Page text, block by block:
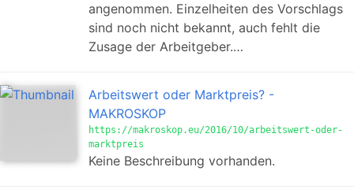
angenommen. Einzelheiten des Vorschlags
sind noch nicht bekannt, auch fehlt die
Zusage der Arbeitgeber.…
Arbeitswert oder Marktpreis? -
MAKROSKOP
https://makroskop.eu/2016/10/arbeitswert-oder-
marktpreis
Keine Beschreibung vorhanden.